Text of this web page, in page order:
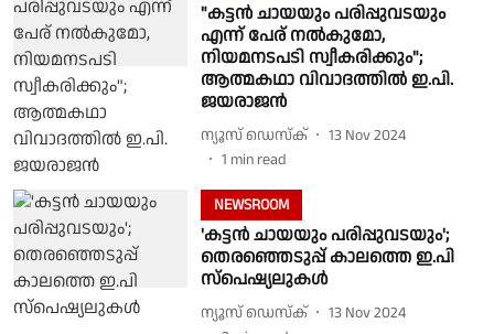
"കട്ടൻ ചായയും പരിപ്പുവടയും
എന്ന് പേര് നൽകുമോ,
നിയമനടപടി സ്വീകരിക്കും";
ആത്മകഥാ വിവാദത്തിൽ ഇ.പി.
ജയരാജൻ
ന്യൂസ് ഡെസ്ക്
13 Nov 2024
1 min read
NEWSROOM
'കട്ടന്‍ ചായയും പരിപ്പുവടയും';
തെരഞ്ഞെടുപ്പ് കാലത്തെ ഇ.പി
സ്‌പെഷ്യലുകള്‍
ന്യൂസ് ഡെസ്ക്
13 Nov 2024